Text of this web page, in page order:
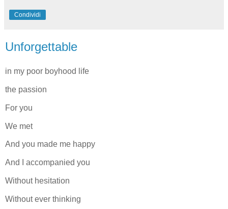
Condividi
Unforgettable
in my poor boyhood life
the passion
For you
We met
And you made me happy
And I accompanied you
Without hesitation
Without ever thinking